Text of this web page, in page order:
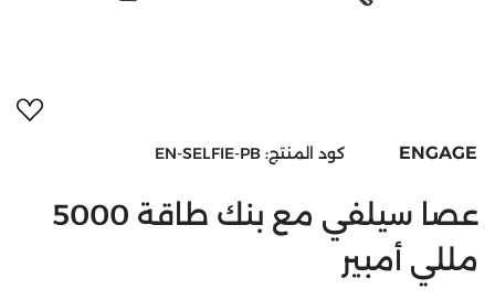
ENGAGE كود المنتج: EN-SELFIE-PB
عصا سيلفي مع بنك طاقة 5000
مللي أمبير